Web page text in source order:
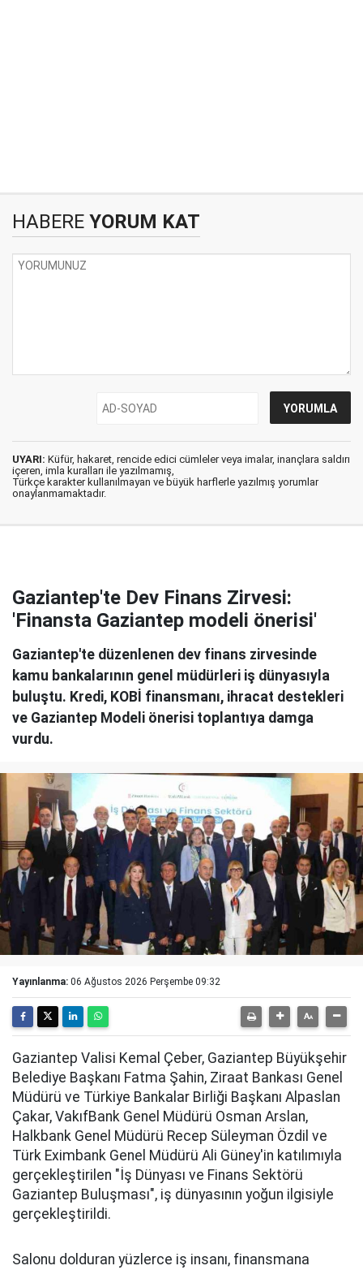
HABERE YORUM KAT
UYARI: Küfür, hakaret, rencide edici cümleler veya imalar, inançlara saldırı
içeren, imla kuralları ile yazılmamış,
Türkçe karakter kullanılmayan ve büyük harflerle yazılmış yorumlar
onaylanmamaktadır.
Gaziantep'te Dev Finans Zirvesi:
'Finansta Gaziantep modeli önerisi'
Gaziantep'te düzenlenen dev finans zirvesinde
kamu bankalarının genel müdürleri iş dünyasıyla
buluştu. Kredi, KOBİ finansmanı, ihracat destekleri
ve Gaziantep Modeli önerisi toplantıya damga
vurdu.
Yayınlanma: 06 Ağustos 2026 Perşembe 09:32
Gaziantep Valisi Kemal Çeber, Gaziantep Büyükşehir
Belediye Başkanı Fatma Şahin, Ziraat Bankası Genel
Müdürü ve Türkiye Bankalar Birliği Başkanı Alpaslan
Çakar, VakıfBank Genel Müdürü Osman Arslan,
Halkbank Genel Müdürü Recep Süleyman Özdil ve
Türk Eximbank Genel Müdürü Ali Güney'in katılımıyla
gerçekleştirilen "İş Dünyası ve Finans Sektörü
Gaziantep Buluşması", iş dünyasının yoğun ilgisiyle
gerçekleştirildi.
Salonu dolduran yüzlerce iş insanı, finansmana